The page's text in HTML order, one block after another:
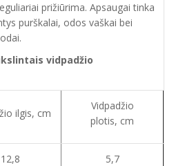
prižiūrima. Apsaugai tinka
purškalai, odos vaškai bei
vidpadžio
ilgis, cm
Vidpadžio
plotis, cm
12,8 5,7